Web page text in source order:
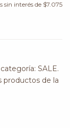
sin interés de $7.075
SALE.
productos de la